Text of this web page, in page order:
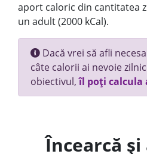
aport caloric din cantitatea
un adult (2000 kCal).
Dacă vrei să afli
câte calorii ai nevoie
obiectivul,îl poți calcula
Încearcă